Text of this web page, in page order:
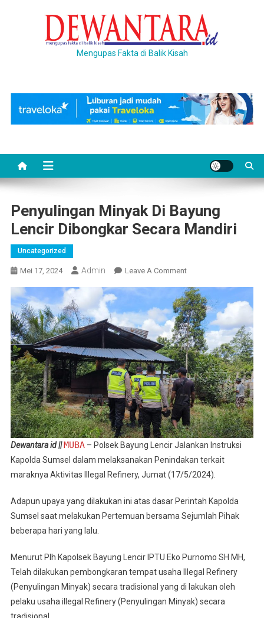
Mengupas Fakta di Balik Kisah
Penyulingan Minyak Di Bayung
Lencir Dibongkar Secara Mandiri
Uncategorized
Mei 17, 2024 Admin Leave A CommentOn
Minyak
Di
Bayung
Lencir
Dibongkar
Secara
Mandiri
Dewantara id ||MUBA– Polsek Bayung Lencir Jalankan Instruksi
Kapolda Sumsel dalam melaksanakan Penindakan terkait
maraknya Aktivitas Illegal Refinery, Jumat (17/5/2024).
Adapun upaya yang dilakukan ini atas dasar Perintah Kapolda
Sumsel saat melakukan Pertemuan bersama Sejumlah Pihak
beberapa hari yang lalu.
Menurut Plh Kapolsek Bayung Lencir IPTU Eko Purnomo SH MH,
Telah dilakukan pembongkaran tempat usaha Illegal Refinery
(Penyulingan Minyak) secara tradisional yang di lakukan oleh
pelaku usaha illegal Refinery (Penyulingan Minyak) secara
tradisional.